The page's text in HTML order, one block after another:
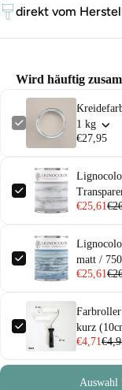
direkt vom
Wird häuftig
1 kg
€27,95
€25,61
matt /
€25,61
kurz
€4,71
Auswahl